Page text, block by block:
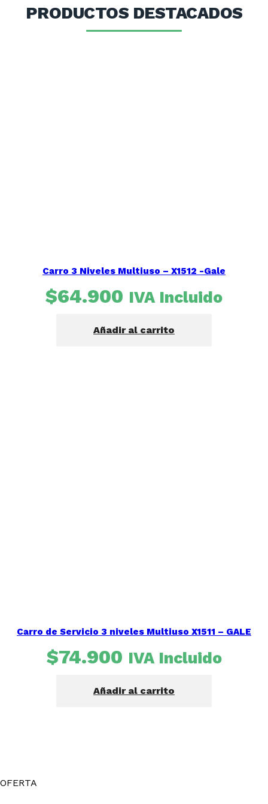
PRODUCTOS DESTACADOS
Carro 3 Niveles Multiuso – X1512 -Gale
$64.900 IVA Incluido
Añadir al carrito
Carro de Servicio 3 niveles Multiuso X1511 – GALE
$74.900 IVA Incluido
Añadir al carrito
OFERTA